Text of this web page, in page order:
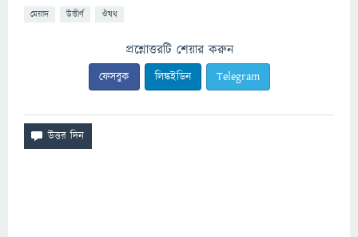
মেয়াদ উত্তীর্ণ ঔষধ
প্রশ্নোত্তরটি শেয়ার করুন
ফেসবুক লিঙ্কইডিন Telegram